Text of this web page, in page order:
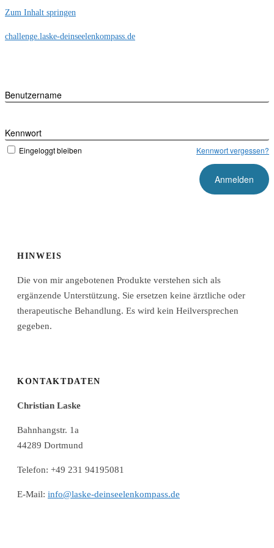
Zum Inhalt springen
challenge.laske-deinseelenkompass.de
Benutzername
Kennwort
Eingeloggt bleiben Kennwort vergessen?
HINWEIS
Die von mir angebotenen Produkte verstehen sich als
ergänzende Unterstützung. Sie ersetzen keine ärztliche oder
therapeutische Behandlung. Es wird kein Heilversprechen
gegeben.
KONTAKTDATEN
Christian Laske
Bahnhangstr. 1a
44289 Dortmund
Telefon: +49 231 94195081
E-Mail: info@laske-deinseelenkompass.de